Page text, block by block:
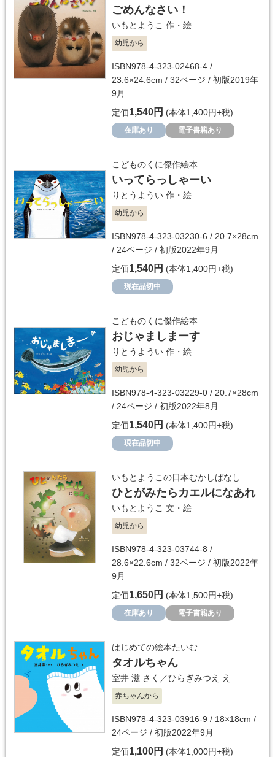
ごめんなさい！
いもとようこ 作・絵
幼児から
ISBN978-4-323-02468-4 /
23.6×24.6cm / 32ページ / 初版2019年
9月
定価1,540円 (本体1,400円+税)
在庫あり 電子書籍あり
こどものくに傑作絵本
いってらっしゃーい
りとうようい 作・絵
幼児から
ISBN978-4-323-03230-6 / 20.7×28cm
/ 24ページ / 初版2022年9月
定価1,540円 (本体1,400円+税)
現在品切中
こどものくに傑作絵本
おじゃましまーす
りとうようい 作・絵
幼児から
ISBN978-4-323-03229-0 / 20.7×28cm
/ 24ページ / 初版2022年8月
定価1,540円 (本体1,400円+税)
現在品切中
いもとようこの日本むかしばなし
ひとがみたらカエルになあれ
いもとようこ 文・絵
幼児から
ISBN978-4-323-03744-8 /
28.6×22.6cm / 32ページ / 初版2022年
9月
定価1,650円 (本体1,500円+税)
在庫あり 電子書籍あり
はじめての絵本たいむ
タオルちゃん
室井 滋 さく／ひらぎみつえ え
赤ちゃんから
ISBN978-4-323-03916-9 / 18×18cm /
24ページ / 初版2022年9月
定価1,100円 (本体1,000円+税)